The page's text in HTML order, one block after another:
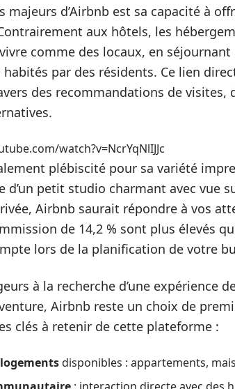
majeurs d’Airbnb est sa capacité à
aux hôtels, les
comme des locaux, en
par des résidents. Ce lien
des recommandations de visites,
watch?v=NcrYqNlIJJc
plébiscité pour sa variété
d’un petit studio charmant avec vue
Airbnb saurait répondre à vos
de 14,2 % sont plus élevés
lors de la planification de votre
à la recherche d’une expérience
Airbnb reste un choix de
clés à retenir de cette plateforme :
disponibles : appartements,